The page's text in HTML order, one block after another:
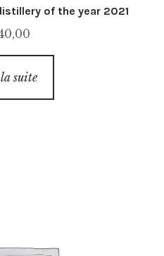
of the year 2021
suite